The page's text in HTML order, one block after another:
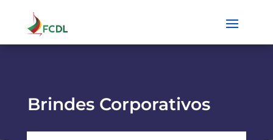
Brindes Corporativos